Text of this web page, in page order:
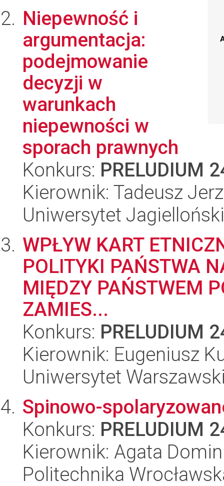
Niepewność i
argumentacja:
podejmowanie
decyzji w
warunkach
niepewności w
sporach prawnych
Konkurs: PRELUDIUM
Kierownik: Tadeusz
Uniwersytet Jagielloński
WPŁYW KART
POLITYKI PAŃSTWA
MIĘDZY PAŃSTWEM
ZAMIES...
Konkurs: PRELUDIUM
Kierownik: Eugeniusz
Uniwersytet
Spinowo-
Konkurs: PRELUDIUM
Kierownik: Agata
Politechnika